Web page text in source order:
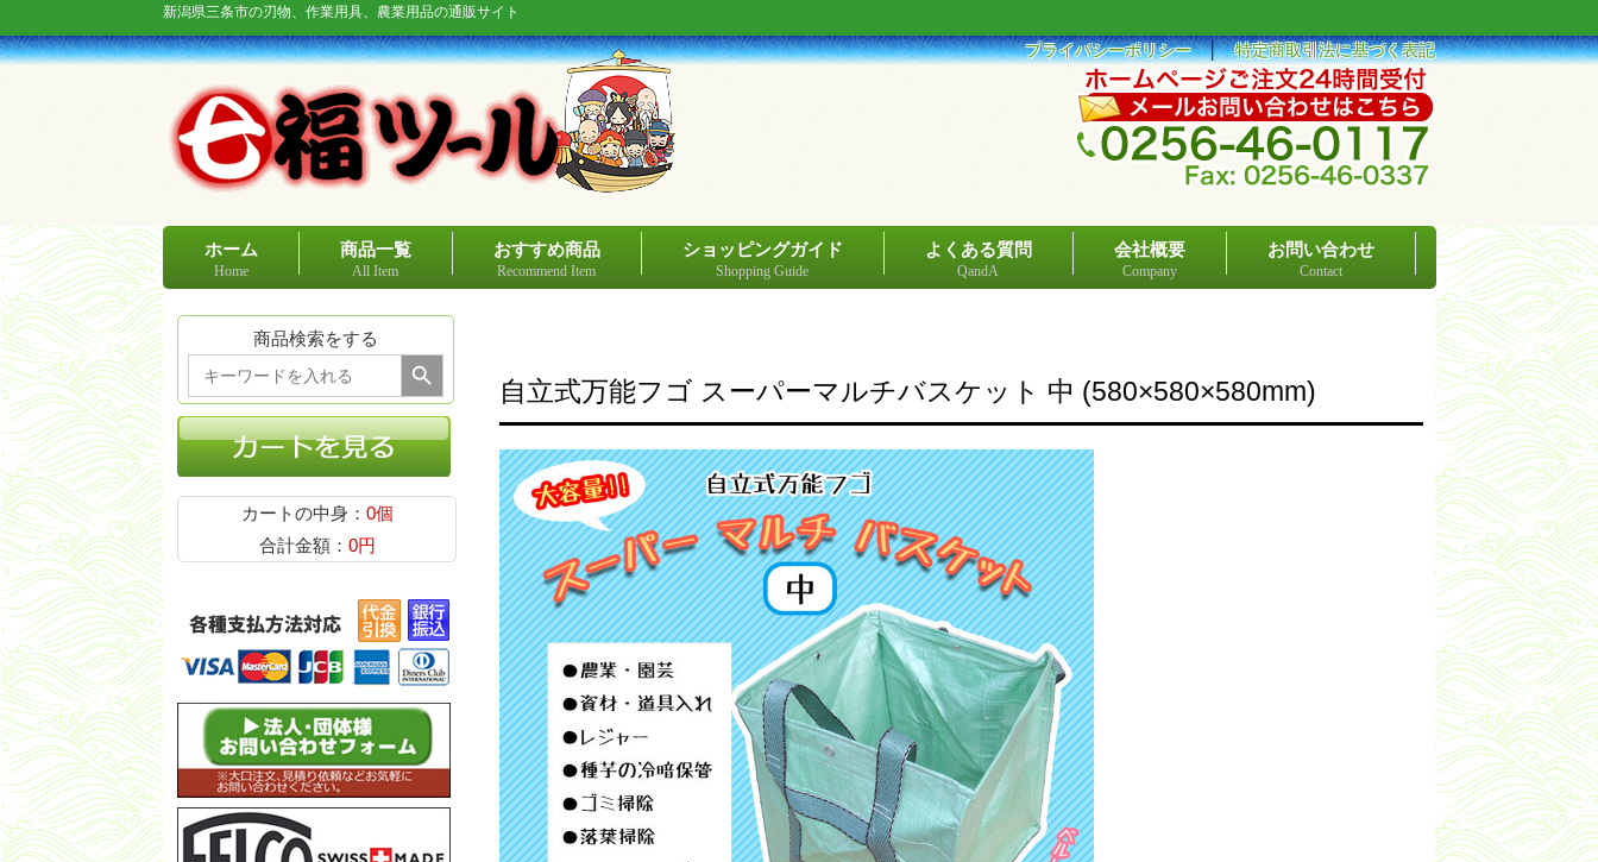
新潟県三条市の刃物、作業用具、農業用品の通販サイト
プライバシーポリシー│特定商取引法に基づく表記
ホーム
Home
商品一覧
All Item
おすすめ商品
Recommend Item
ショッピングガイド
Shopping Guide
よくある質問
QandA
会社概要
Company
お問い合わせ
Contact
自立式万能フゴ スーパーマルチバスケット 中 (580×580×580mm)
商品検索をする
Search
for:
Search Button
カートの中身： 0個
合計金額： 0円